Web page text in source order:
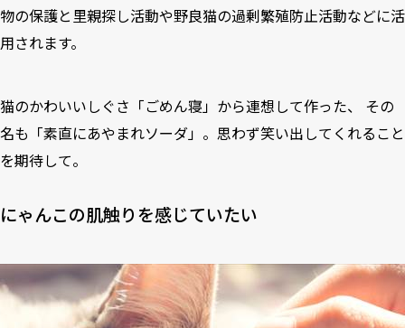
物の保護と里親探し活動や野良猫の過剰繁殖防止活動などに活
用されます。
猫のかわいいしぐさ「ごめん寝」から連想して作った、 その
名も「素直にあやまれソーダ」。思わず笑い出してくれること
を期待して。
にゃんこの肌触りを感じていたい